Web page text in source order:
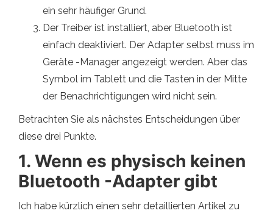
ein sehr häufiger Grund.
Der Treiber ist installiert, aber Bluetooth ist
einfach deaktiviert. Der Adapter selbst muss im
Geräte -Manager angezeigt werden. Aber das
Symbol im Tablett und die Tasten in der Mitte
der Benachrichtigungen wird nicht sein.
Betrachten Sie als nächstes Entscheidungen über
diese drei Punkte.
1. Wenn es physisch keinen
Bluetooth -Adapter gibt
Ich habe kürzlich einen sehr detaillierten Artikel zu